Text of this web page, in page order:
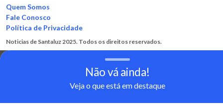
Quem Somos
Fale Conosco
Política de Privacidade
Noticias de Santaluz 2025. Todos os direitos reservados.
Não vá ainda!
Veja o que está em destaque